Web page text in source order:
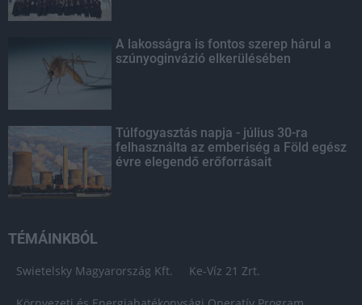
A lakosságra is fontos szerep hárul a
szúnyoginvázió elkerülésében
Túlfogyasztás napja - július 30-ra
felhasználta az emberiség a Föld egész
évre elegendő erőforrásait
TÉMÁINKBÓL
Swietelsky Magyarország Kft. Ke-Víz 21 Zrt.